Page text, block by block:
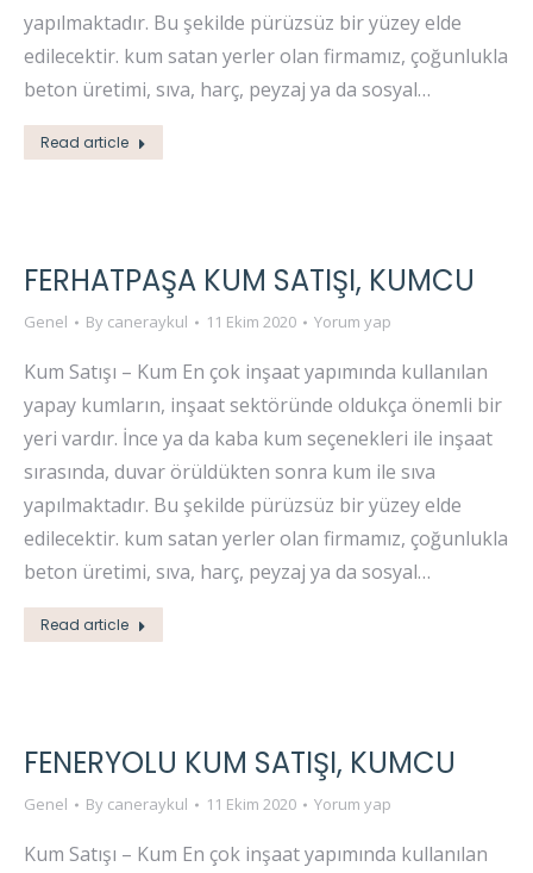
yapılmaktadır. Bu şekilde pürüzsüz bir yüzey elde
edilecektir. kum satan yerler olan firmamız, çoğunlukla
beton üretimi, sıva, harç, peyzaj ya da sosyal…
Read article
FERHATPAŞA KUM SATIŞI, KUMCU
Genel By caneraykul 11 Ekim 2020 Yorum yap
Kum Satışı – Kum En çok inşaat yapımında kullanılan
yapay kumların, inşaat sektöründe oldukça önemli bir
yeri vardır. İnce ya da kaba kum seçenekleri ile inşaat
sırasında, duvar örüldükten sonra kum ile sıva
yapılmaktadır. Bu şekilde pürüzsüz bir yüzey elde
edilecektir. kum satan yerler olan firmamız, çoğunlukla
beton üretimi, sıva, harç, peyzaj ya da sosyal…
Read article
FENERYOLU KUM SATIŞI, KUMCU
Genel By caneraykul 11 Ekim 2020 Yorum yap
Kum Satışı – Kum En çok inşaat yapımında kullanılan